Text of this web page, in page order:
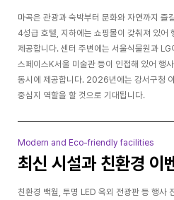
마곡은 관광과 숙박부터 문화와 자연까지 즐
4성급 호텔, 지하에는 쇼핑몰이 갖춰져 있어
제공합니다. 센터 주변에는 서울식물원과 LG
스페이스K서울 미술관 등이 인접해 있어 행
동시에 제공합니다. 2026년에는 강서구청
중심지 역할을 할 것으로 기대됩니다.
Modern and Eco-friendly facilities
최신 시설과 친환경 이
친환경 백월, 투명 LED 옥외 전광판 등 행사